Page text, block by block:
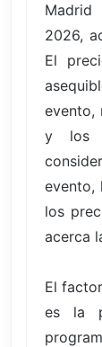
2026,
El
evento,
y los
evento,
los
acerca
El
es la